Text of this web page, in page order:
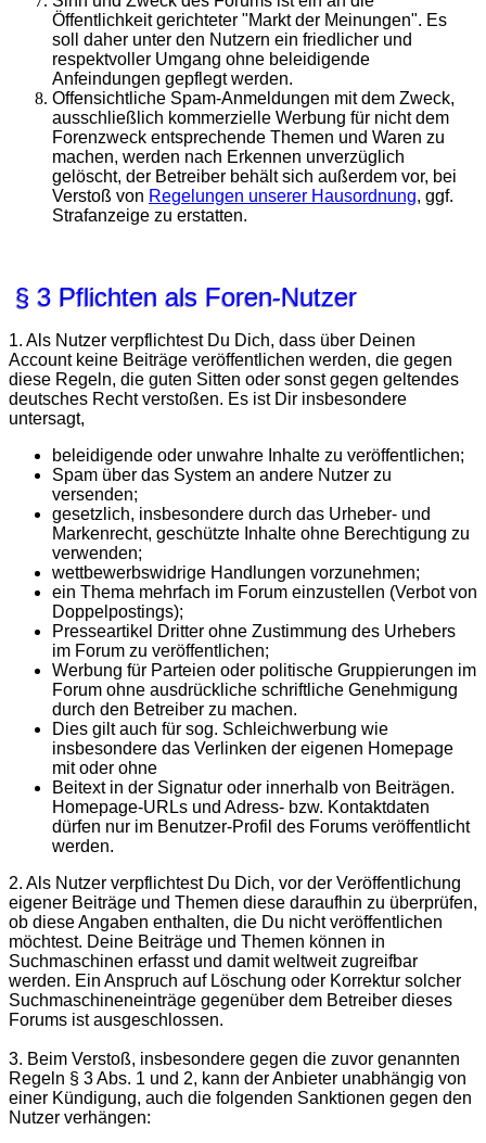
Öffentlichkeit gerichteter "Markt der Meinungen". Es
soll daher unter den Nutzern ein friedlicher und
respektvoller Umgang ohne beleidigende
Anfeindungen gepflegt werden.
Offensichtliche Spam-Anmeldungen mit dem Zweck,
ausschließlich kommerzielle Werbung für nicht dem
Forenzweck entsprechende Themen und Waren zu
machen, werden nach Erkennen unverzüglich
gelöscht, der Betreiber behält sich außerdem vor, bei
Verstoß von Regelungen unserer Hausordnung, ggf.
Strafanzeige zu erstatten.
§ 3 Pflichten als Foren-Nutzer
1. Als Nutzer verpflichtest Du Dich, dass über Deinen
Account keine Beiträge veröffentlichen werden, die gegen
diese Regeln, die guten Sitten oder sonst gegen geltendes
deutsches Recht verstoßen. Es ist Dir insbesondere
untersagt,
beleidigende oder unwahre Inhalte zu veröffentlichen;
Spam über das System an andere Nutzer zu
versenden;
gesetzlich, insbesondere durch das Urheber- und
Markenrecht, geschützte Inhalte ohne Berechtigung zu
verwenden;
wettbewerbswidrige Handlungen vorzunehmen;
ein Thema mehrfach im Forum einzustellen (Verbot von
Doppelpostings);
Presseartikel Dritter ohne Zustimmung des Urhebers
im Forum zu veröffentlichen;
Werbung für Parteien oder politische Gruppierungen im
Forum ohne ausdrückliche schriftliche Genehmigung
durch den Betreiber zu machen.
Dies gilt auch für sog. Schleichwerbung wie
insbesondere das Verlinken der eigenen Homepage
mit oder ohne
Beitext in der Signatur oder innerhalb von Beiträgen.
Homepage-URLs und Adress- bzw. Kontaktdaten
dürfen nur im Benutzer-Profil des Forums veröffentlicht
werden.
2. Als Nutzer verpflichtest Du Dich, vor der Veröffentlichung
eigener Beiträge und Themen diese daraufhin zu überprüfen,
ob diese Angaben enthalten, die Du nicht veröffentlichen
möchtest. Deine Beiträge und Themen können in
Suchmaschinen erfasst und damit weltweit zugreifbar
werden. Ein Anspruch auf Löschung oder Korrektur solcher
Suchmaschineneinträge gegenüber dem Betreiber dieses
Forums ist ausgeschlossen.
3. Beim Verstoß, insbesondere gegen die zuvor genannten
Regeln § 3 Abs. 1 und 2, kann der Anbieter unabhängig von
einer Kündigung, auch die folgenden Sanktionen gegen den
Nutzer verhängen: